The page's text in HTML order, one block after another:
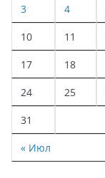
« Июл
3 4
10 11
17 18
24 25
31